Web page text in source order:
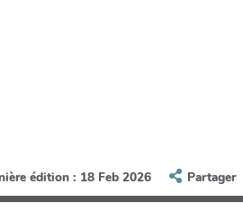
édition : 18 Feb 2026 Partager